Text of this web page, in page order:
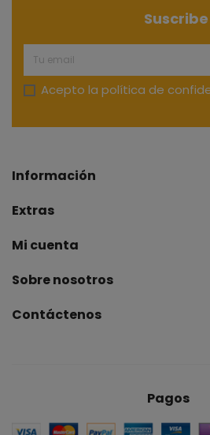
Suscribe
Acepto la política de
Información
Extras
Mi cuenta
Sobre nosotros
Contáctenos
Pagos